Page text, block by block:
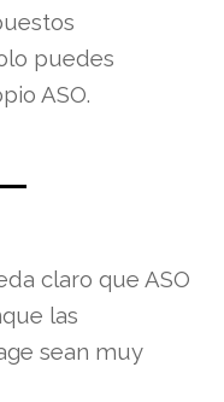
puedes
ASO.
claro que ASO
las
sean muy